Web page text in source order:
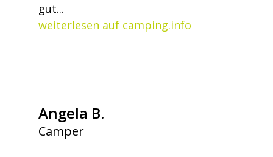
gut...
weiterlesen auf camping.info
Angela B.
Camper